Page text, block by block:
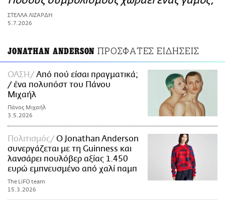
ΑΜΠΑ
PRINT
ΣΤΕΛΛΑ ΛΙΖΑΡΔΗ
5.7.2026
JONATHAN ANDERSON ΠΡΟΣΦΑΤΕΣ ΕΙΔΗΣΕΙΣ
ΟΑΣΗ
Από πού είσαι πραγματικά;
/ ένα πολυπόστ του Πάνου
Μιχαήλ
Πάνος Μιχαήλ
3.5.2026
Πολιτισμός
O Jonathan Anderson
συνεργάζεται με τη Guinness και
λανσάρει πουλόβερ αξίας 1.450
ευρώ εμπνευσμένο από χαλί παμπ
The LiFO team
15.3.2026